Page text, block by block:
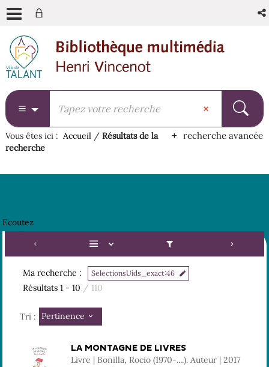
menu
contenu
recherche
recherche avancée
Vous êtes ici : Accueil / Résultats de la
recherche
Ecoutez
Ma recherche : SelectionsUids_exact:46
Résultats 1 - 10 / 110
Tri : Pertinence
LA MONTAGNE DE LIVRES
Livre | Bonilla, Rocio (1970-....). Auteur | 2017